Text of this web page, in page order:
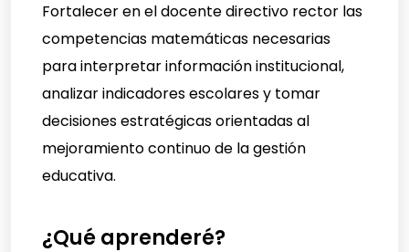
Fortalecer en el docente directivo rector las
competencias matemáticas necesarias
para interpretar información institucional,
analizar indicadores escolares y tomar
decisiones estratégicas orientadas al
mejoramiento continuo de la gestión
educativa.
¿Qué aprenderé?